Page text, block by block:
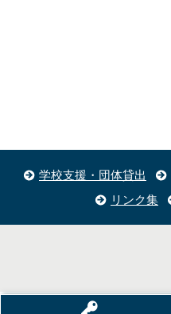
学校支援・団体貸出
リンク集